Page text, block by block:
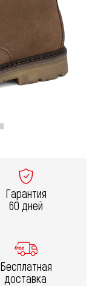
Гарантия
60 дней
Бесплатная
доставка